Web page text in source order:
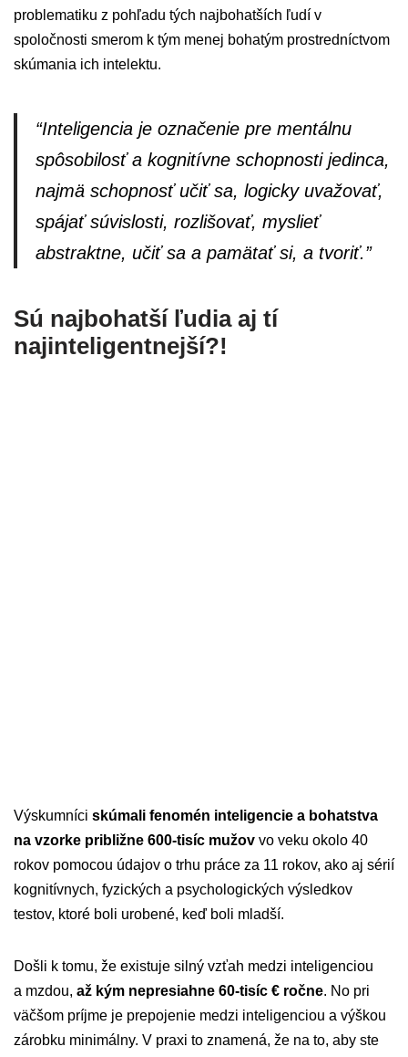
problematiku z pohľadu tých najbohatších ľudí v
spoločnosti smerom k tým menej bohatým prostredníctvom
skúmania ich intelektu.
“Inteligencia je označenie pre mentálnu
spôsobilosť a kognitívne schopnosti jedinca,
najmä schopnosť učiť sa, logicky uvažovať,
spájať súvislosti, rozlišovať, myslieť
abstraktne, učiť sa a pamätať si, a tvoriť.”
Sú najbohatší ľudia aj tí
najinteligentnejší?!
Výskumníci skúmali fenomén inteligencie a bohatstva
na vzorke približne 600-tisíc mužov vo veku okolo 40
rokov pomocou údajov o trhu práce za 11 rokov, ako aj sérií
kognitívnych, fyzických a psychologických výsledkov
testov, ktoré boli urobené, keď boli mladší.
Došli k tomu, že existuje silný vzťah medzi inteligenciou
a mzdou, až kým nepresiahne 60-tisíc € ročne. No pri
väčšom príjme je prepojenie medzi inteligenciou a výškou
zárobku minimálny. V praxi to znamená, že na to, aby ste